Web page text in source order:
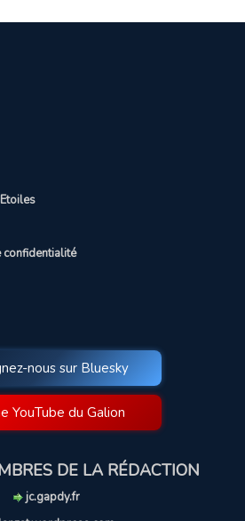
confidentialité
nous sur Bluesky
YouTube du Galion
DE LA RÉDACTION
jc.gapdy.fr